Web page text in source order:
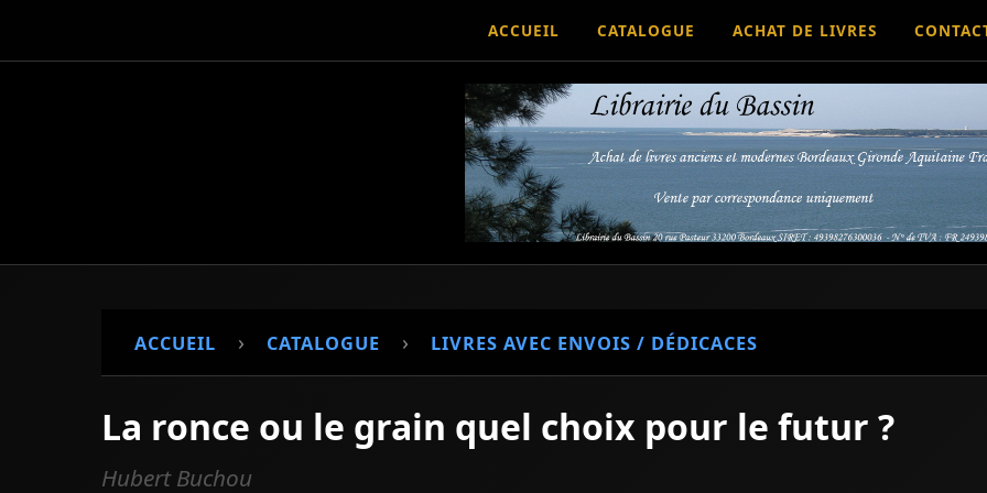
ACCUEIL CATALOGUE ACHAT DE LIVRES
ACCUEIL › CATALOGUE › LIVRES AVEC ENVOIS / DÉDICACES
La ronce ou le grain quel choix pour le futur ?
Hubert Buchou